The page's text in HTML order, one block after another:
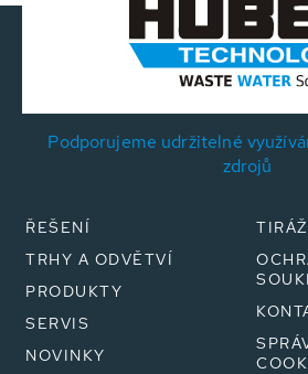
Podporujeme udržitelné
zdrojů
ŘEŠENÍ
TRHY A ODVĚTVÍ
PRODUKTY
SERVIS
NOVINKY
TIRÁŽ